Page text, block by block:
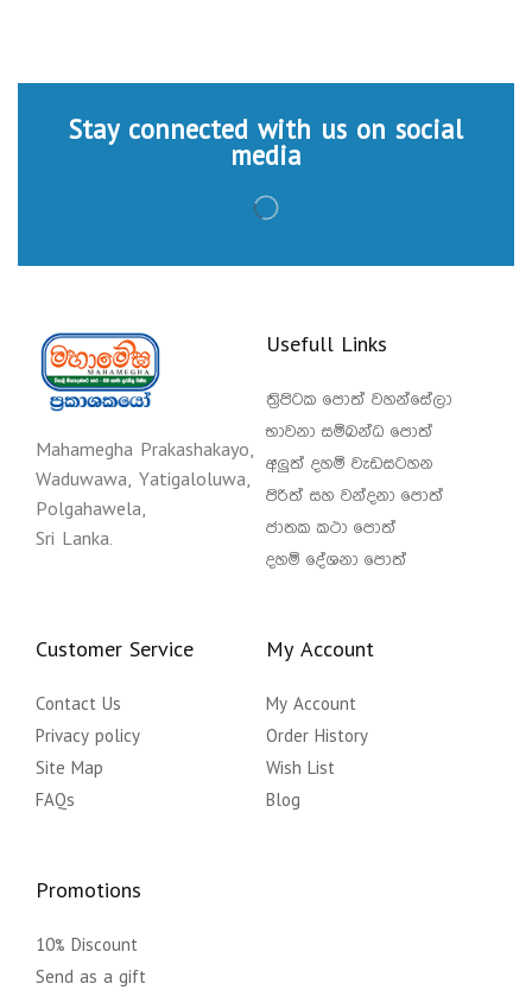
Stay connected with us on social
media
Mahamegha Prakashakayo,
Waduwawa, Yatigaloluwa,
Polgahawela,
Sri Lanka.
Usefull Links
ත්‍රිපිටක පොත් වහන්සේලා
භාවනා සම්බන්ධ පොත්
අලුත් දහම් වැඩසටහන
පිරිත් සහ වන්දනා පොත්
ජාතක කථා පොත්
දහම් දේශනා පොත්
Customer Service
Contact Us
Privacy policy
Site Map
FAQs
My Account
My Account
Order History
Wish List
Blog
Promotions
10% Discount
Send as a gift